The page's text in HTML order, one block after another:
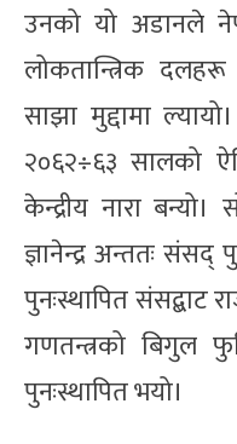
उनको यो अडानले
लोकतान्त्रिक
साझा मुद्दामा
२०६२÷६३ सालको
केन्द्रीय नारा
ज्ञानेन्द्र अन्ततः संसद्
पुनःस्थापित संसद्बाट
गणतन्त्रको बिगुल
पुनःस्थापित भयो।